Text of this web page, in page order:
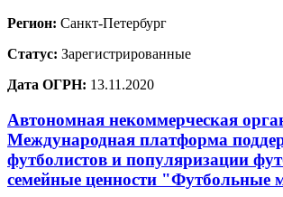
Регион: Санкт-Петербург
Статус: Зарегистрированные
Дата ОГРН: 13.11.2020
Автономная некоммерческая
Международная платформа
футболистов и популяризации
семейные ценности "Футбольные